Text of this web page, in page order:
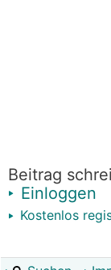
Beitrag
Einloggen
Kostenlos